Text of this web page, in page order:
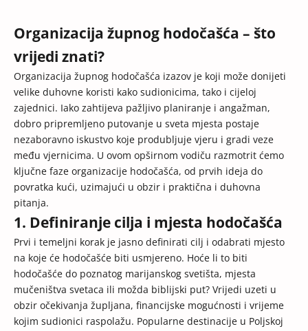
Organizacija župnog hodočašća – što
vrijedi znati?
Organizacija župnog hodočašća izazov je koji može donijeti
velike duhovne koristi kako sudionicima, tako i cijeloj
zajednici. Iako zahtijeva pažljivo planiranje i angažman,
dobro pripremljeno putovanje u sveta mjesta postaje
nezaboravno iskustvo koje produbljuje vjeru i gradi veze
među vjernicima. U ovom opširnom vodiču razmotrit ćemo
ključne faze organizacije hodočašća, od prvih ideja do
povratka kući, uzimajući u obzir i praktična i duhovna
pitanja.
1. Definiranje cilja i mjesta hodočašća
Prvi i temeljni korak je jasno definirati cilj i odabrati mjesto
na koje će hodočašće biti usmjereno. Hoće li to biti
hodočašće do poznatog marijanskog svetišta, mjesta
mučeništva svetaca ili možda biblijski put? Vrijedi uzeti u
obzir očekivanja župljana, financijske mogućnosti i vrijeme
kojim sudionici raspolažu. Popularne destinacije u Poljskoj